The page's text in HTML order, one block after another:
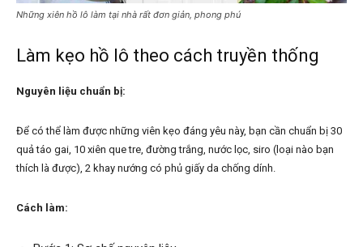
Những xiên hồ lô làm tại nhà rất đơn giản, phong phú
Làm kẹo hồ lô theo cách truyền thống
Nguyên liệu chuẩn bị:
Để có thể làm được những viên kẹo đáng yêu này, bạn cần chuẩn bị 30
quả táo gai, 10 xiên que tre, đường trắng, nước lọc, siro (loại nào bạn
thích là được), 2 khay nướng có phủ giấy da chống dính.
Cách làm: